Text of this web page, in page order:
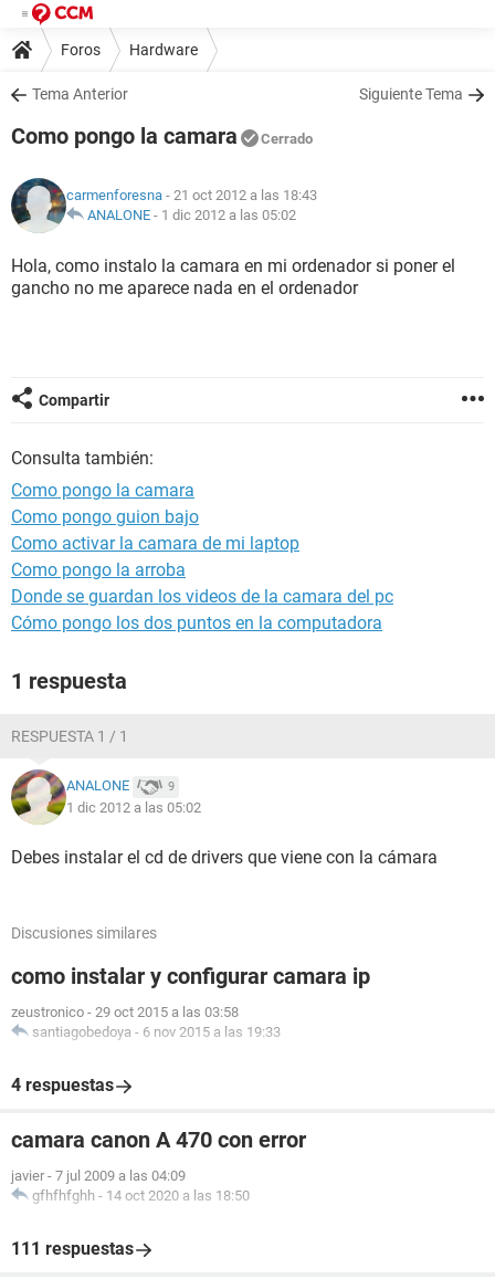
Foros Hardware
Tema Anterior Siguiente Tema
Como pongo la camara Cerrado
carmenforesna - 21 oct 2012 a las 18:43
ANALONE - 1 dic 2012 a las 05:02
Hola, como instalo la camara en mi ordenador si poner el
gancho no me aparece nada en el ordenador
Compartir
Consulta también:
Como pongo la camara
Como pongo guion bajo
Como activar la camara de mi laptop
Como pongo la arroba
Donde se guardan los videos de la camara del pc
Cómo pongo los dos puntos en la computadora
1 respuesta
RESPUESTA 1 / 1
ANALONE 9
1 dic 2012 a las 05:02
Debes instalar el cd de drivers que viene con la cámara
Discusiones similares
como instalar y configurar camara ip
zeustronico - 29 oct 2015 a las 03:58
santiagobedoya - 6 nov 2015 a las 19:33
4 respuestas
camara canon A 470 con error
javier - 7 jul 2009 a las 04:09
gfhfhfghh - 14 oct 2020 a las 18:50
111 respuestas